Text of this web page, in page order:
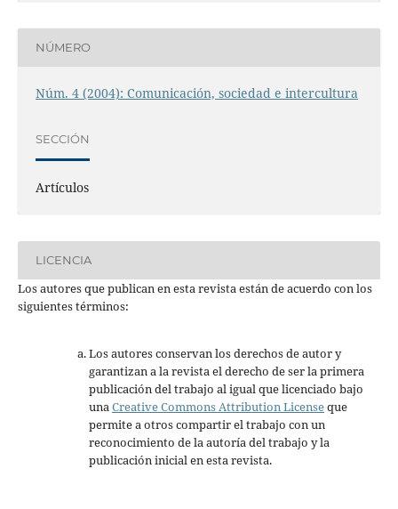
NÚMERO
Núm. 4 (2004): Comunicación, sociedad e intercultura
SECCIÓN
Artículos
LICENCIA
Los autores que publican en esta revista están de acuerdo con los
siguientes términos:
Los autores conservan los derechos de autor y
garantizan a la revista el derecho de ser la primera
publicación del trabajo al igual que licenciado bajo
unaCreative Commons Attribution Licenseque
permite a otros compartir el trabajo con un
reconocimiento de la autoría del trabajo y la
publicación inicial en esta revista.